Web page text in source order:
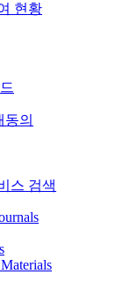
현황
동의
스 검색